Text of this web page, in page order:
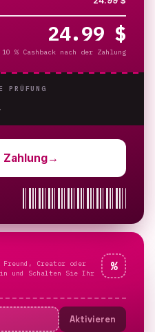
24.99 $
% Cashback nach der Zahlung
PRÜFUNG
→
Freund, Creator oder
und Schalten Sie Ihr
%
Aktivieren